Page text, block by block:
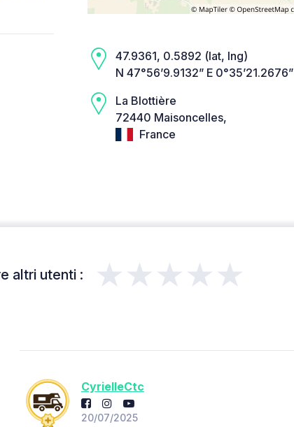
47.9361, 0.5892 (lat, lng)
N 47°56’9.9132” E 0°35’21.2676”
La Blottière
72440 Maisoncelles,
France
altri utenti : ★★★★★
CyrielleCtc
20/07/2025